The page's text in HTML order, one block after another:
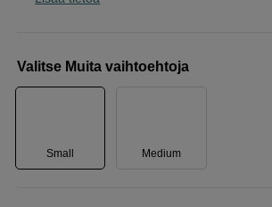
Valitse Muita vaihtoehtoja
Small Medium